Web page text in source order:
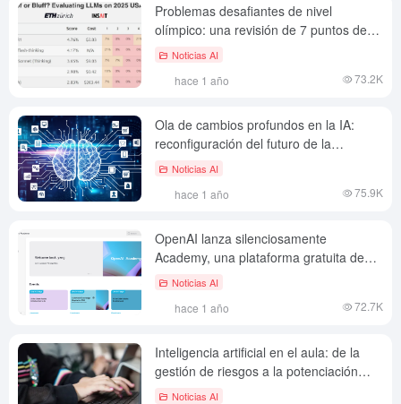
Problemas desafiantes de nivel
olímpico: una revisión de 7 puntos de
referencia de rendimiento en
Noticias AI
hace 1 año 73.2K
Ola de cambios profundos en la IA:
reconfiguración del futuro de la
empresa, el trabajo y la creatividad
Noticias AI
hace 1 año 75.9K
OpenAI lanza silenciosamente
Academy, una plataforma gratuita de
aprendizaje de IA, en el ámbito de la
Noticias AI
hace 1 año 72.7K
Inteligencia artificial en el aula: de la
gestión de riesgos a la potenciación
pedagógica
Noticias AI